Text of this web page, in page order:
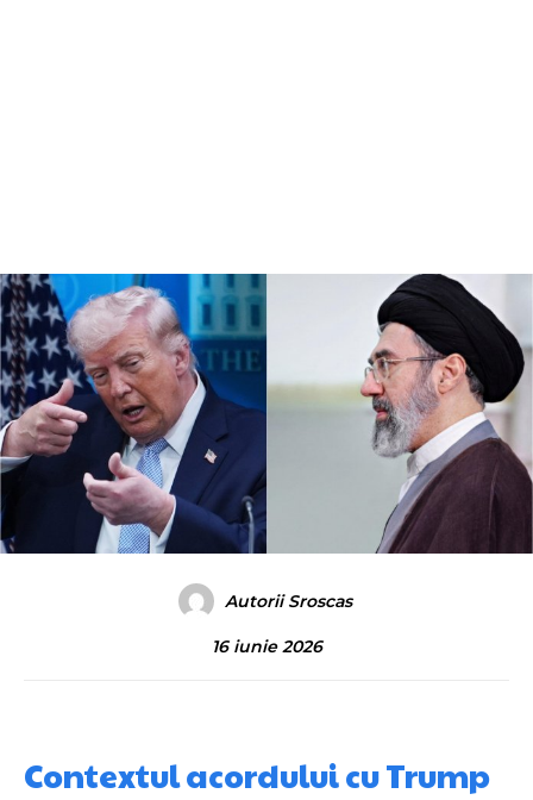
Autorii Sroscas
16 iunie 2026
Contextul acordului cu Trump